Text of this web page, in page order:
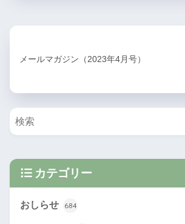
メールマガジン（2023年4月号）
カテゴリー
おしらせ 684